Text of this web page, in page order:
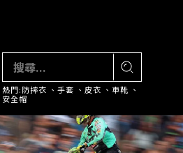
熱門:防摔衣 、手套 、 皮衣 、車靴 、
安全帽